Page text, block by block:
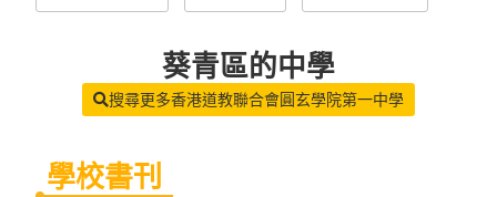
葵青區的中學
搜尋更多香港道教聯合會圓玄學院第一中學
學校書刊